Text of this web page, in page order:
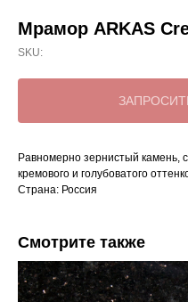
Мрамор ARKAS
SKU:
Равномерно зернистый камень,
кремового и голубоватого
Страна: Россия
Смотрите также